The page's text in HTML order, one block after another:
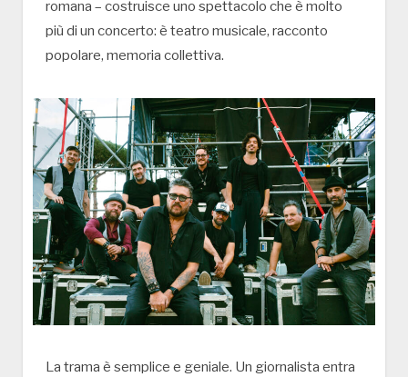
romana – costruisce uno spettacolo che è molto
più di un concerto: è teatro musicale, racconto
popolare, memoria collettiva.
La trama è semplice e geniale. Un giornalista entra